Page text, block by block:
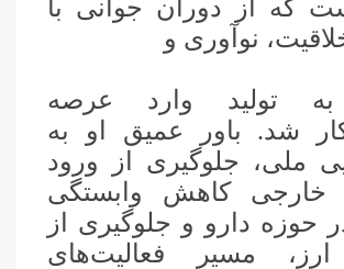
که از دوران جوانی با
نوآوری و
به تولید وارد عرصه
شد. باور عمیق او به
ملی، جلوگیری از ورود
خارجی کاهش وابستگی
حوزه دارو و جلوگیری از
مسیر فعالیت‌های